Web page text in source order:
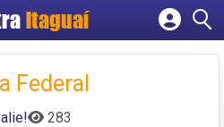
Itaguaí
Cadastrar empresa
Criar conta
Federal
283